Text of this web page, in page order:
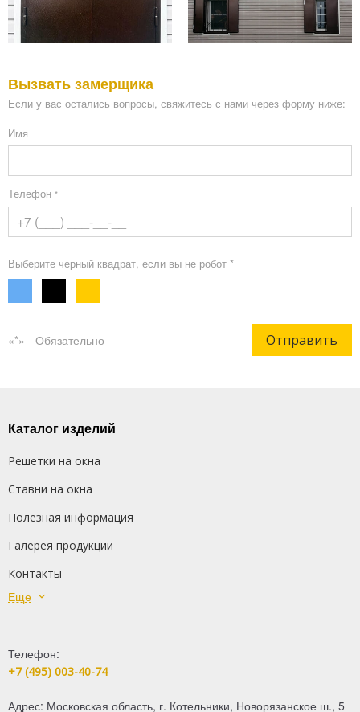
Вызвать замерщика
Если у вас остались вопросы, свяжитесь с нами через форму ниже:
Имя
Телефон *
Выберите черный квадрат, если вы не робот *
«*» - Обязательно Отправить
Каталог изделий
Решетки на окна
Ставни на окна
Полезная информация
Галерея продукции
Контакты
Сварные решетки
Кованые решетки
Распашные решетки
Еще
Телефон:
+7 (495) 003-40-74
Адрес: Московская область, г. Котельники, Новорязанское ш., 5